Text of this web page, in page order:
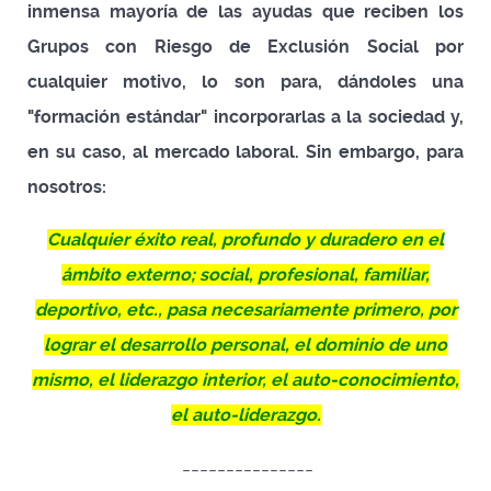
inmensa mayoría de las ayudas que reciben los
Grupos con Riesgo de Exclusión Social por
cualquier motivo, lo son para, dándoles una
"formación estándar" incorporarlas a la sociedad y,
en su caso, al mercado laboral. Sin embargo, para
nosotros:
Cualquier éxito real, profundo y duradero en el
ámbito externo; social, profesional, familiar,
deportivo, etc., pasa necesariamente primero, por
lograr el desarrollo personal, el dominio de uno
mismo, el liderazgo interior, el auto-conocimiento,
el auto-liderazgo.
---------------